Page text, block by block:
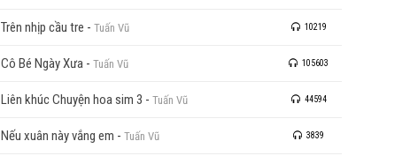
Trên nhịp cầu tre - Tuấn Vũ 10219
Cô Bé Ngày Xưa - Tuấn Vũ 105603
Liên khúc Chuyện hoa sim 3 - Tuấn Vũ 44594
Nếu xuân này vắng em - Tuấn Vũ 3839